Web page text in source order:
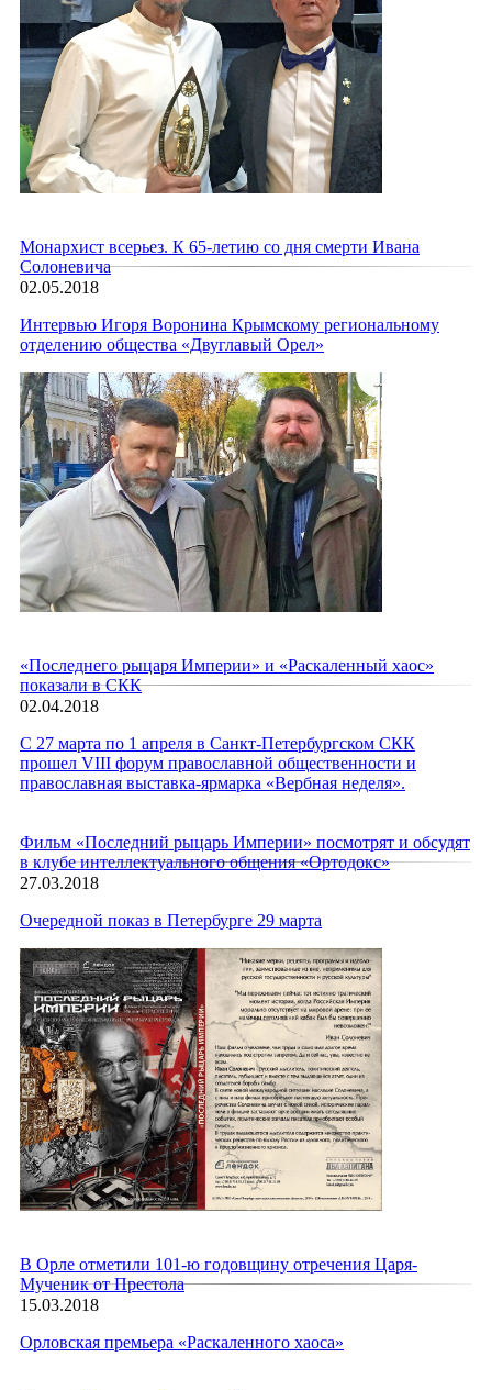
Монархист всерьез. К 65-летию со дня смерти Ивана
Солоневича
02.05.2018
Интервью Игоря Воронина Крымскому региональному
отделению общества «Двуглавый Орел»
«Последнего рыцаря Империи» и «Раскаленный хаос»
показали в СКК
02.04.2018
С 27 марта по 1 апреля в Санкт-Петербургском СКК
прошел VIII форум православной общественности и
православная выставка-ярмарка «Вербная неделя».
Фильм «Последний рыцарь Империи» посмотрят и обсудят
в клубе интеллектуального общения «Ортодокс»
27.03.2018
Очередной показ в Петербурге 29 марта
В Орле отметили 101-ю годовщину отречения Царя-
Мученик от Престола
15.03.2018
Орловская премьера «Раскаленного хаоса»